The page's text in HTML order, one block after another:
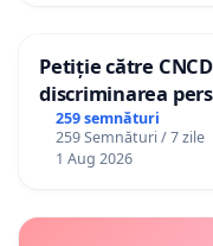
Petiție către
discriminarea
către utilizatorul
259 semnături
259 Semnături / 7 zile
1 Aug 2026